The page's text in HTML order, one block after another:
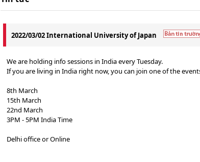
2022/03/02 International University of Japan
We are holding info sessions in India every Tuesday.
If you are living in India right now, you can join one of the
8th March
15th March
22nd March
3PM - 5PM India Time
Delhi office or Online